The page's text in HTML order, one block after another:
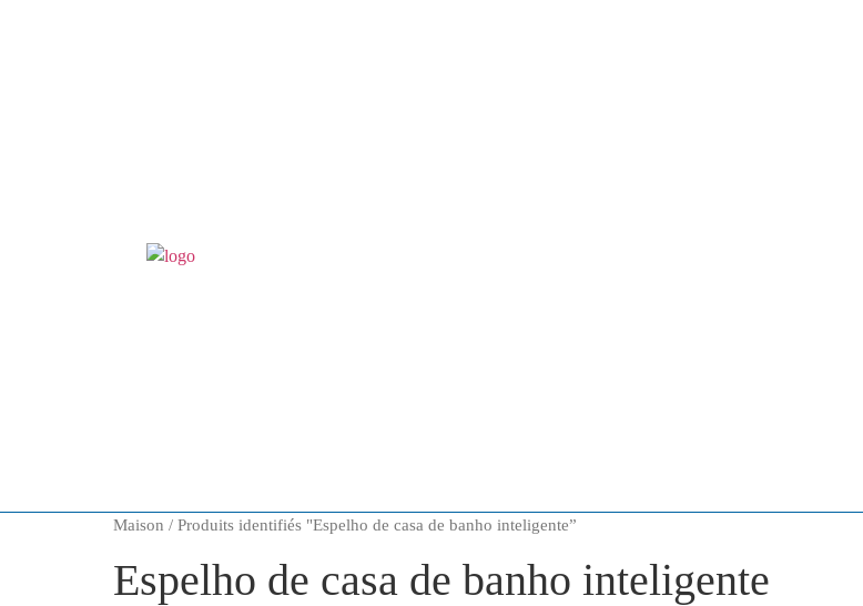
Maison / Produits identifiés "Espelho de casa de banho inteligente”
Espelho de casa de banho inteligente